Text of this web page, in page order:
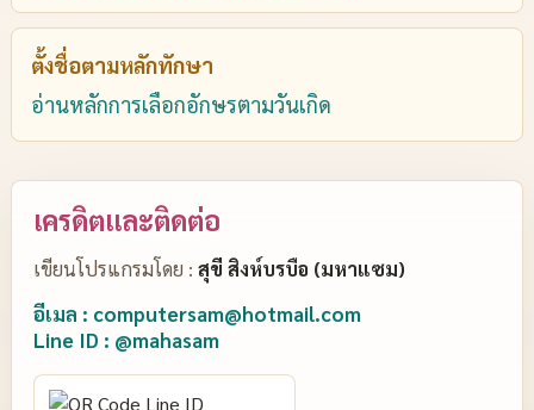
ตั้งชื่อตามหลักทักษา
อ่านหลักการเลือกอักษรตามวันเกิด
เครดิตและติดต่อ
เขียนโปรแกรมโดย : สุขี สิงห์บรบือ (มหาแซม)
อีเมล : computersam@hotmail.com
Line ID : @mahasam